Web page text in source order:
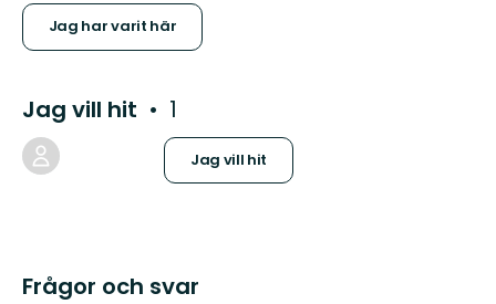
Jag har varit här
Jag vill hit 1
Jag vill hit
Frågor och svar